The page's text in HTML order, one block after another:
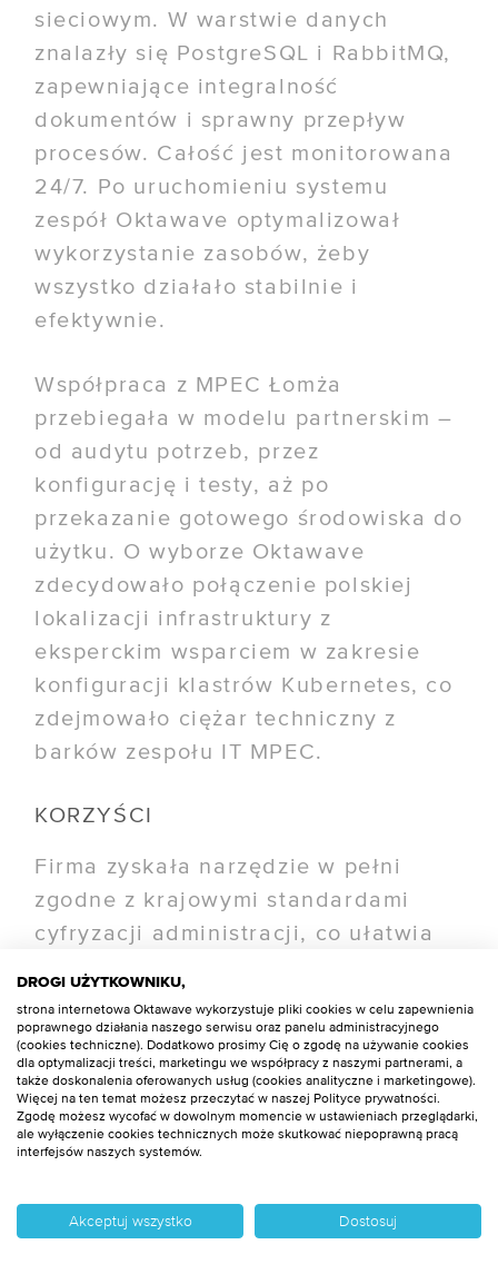
sieciowym. W warstwie danych
znalazły się PostgreSQL i RabbitMQ,
zapewniające integralność
dokumentów i sprawny przepływ
procesów. Całość jest monitorowana
24/7. Po uruchomieniu systemu
zespół Oktawave optymalizował
wykorzystanie zasobów, żeby
wszystko działało stabilnie i
efektywnie.
Współpraca z MPEC Łomża
przebiegała w modelu partnerskim –
od audytu potrzeb, przez
konfigurację i testy, aż po
przekazanie gotowego środowiska do
użytku. O wyborze Oktawave
zdecydowało połączenie polskiej
lokalizacji infrastruktury z
eksperckim wsparciem w zakresie
konfiguracji klastrów Kubernetes, co
zdejmowało ciężar techniczny z
barków zespołu IT MPEC.
KORZYŚCI
Firma zyskała narzędzie w pełni
zgodne z krajowymi standardami
cyfryzacji administracji, co ułatwia
państwowymi. Model subskrypcyjny
pozwala płacić tylko za wykorzystane
zasoby, a architektura klastrowa
zapewnia ciągłość działania – nawet
w przypadku awarii pojedynczego
miarę przyrostu cyfrowych archiwów,
infrastruktura Oktawave może być
DROGI UŻYTKOWNIKU,
strona internetowa Oktawave wykorzystuje pliki cookies w celu zapewnienia
poprawnego działania naszego serwisu oraz panelu administracyjnego
(cookies techniczne). Dodatkowo prosimy Cię o zgodę na używanie cookies
dla optymalizacji treści, marketingu we współpracy z naszymi partnerami, a
także doskonalenia oferowanych usług (cookies analityczne i marketingowe).
Więcej na ten temat możesz przeczytać w naszej Polityce prywatności.
Zgodę możesz wycofać w dowolnym momencie w ustawieniach przeglądarki,
ale wyłączenie cookies technicznych może skutkować niepoprawną pracą
interfejsów naszych systemów.
Akceptuj wszystko Dostosuj